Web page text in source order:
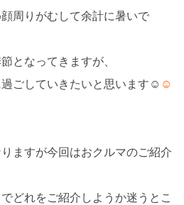
周りがむして余計に暑いで
となってきますが、
ごしていきたいと思います☺ ☺
ますが今回はおクルマのご紹介
どれをご紹介しようか迷うとこ